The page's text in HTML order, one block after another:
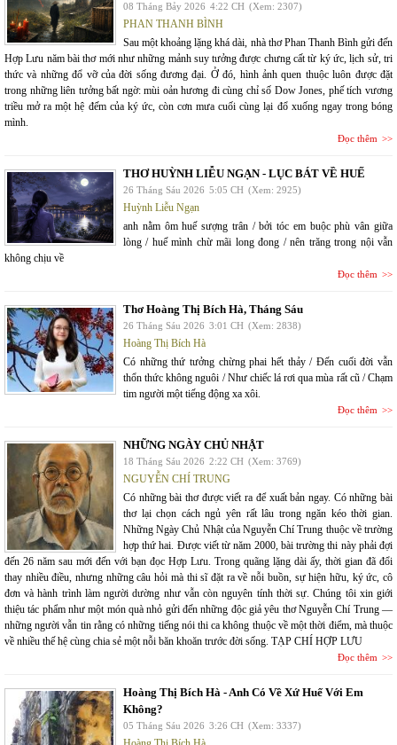
08 Tháng Bảy 2026 4:22 CH (Xem: 2307)
PHAN THANH BÌNH
Sau một khoảng lặng khá dài, nhà thơ Phan Thanh Bình gửi đến
Hợp Lưu năm bài thơ mới như những mảnh suy tưởng được chưng cất từ ký ức, lịch sử, tri
thức và những đổ vỡ của đời sống đương đại. Ở đó, hình ảnh quen thuộc luôn được đặt
trong những liên tưởng bất ngờ: mùi oản hương đi cùng chỉ số Dow Jones, phế tích vương
triều mở ra một hệ đếm của ký ức, còn cơn mưa cuối cùng lại đổ xuống ngay trong bóng
mình.
Đọc thêm
THƠ HUỲNH LIỄU NGẠN - LỤC BÁT VỀ HUẾ
26 Tháng Sáu 2026 5:05 CH (Xem: 2925)
Huỳnh Liễu Ngạn
anh nằm ôm huế sượng trân / bởi tóc em buộc phù vân giữa
lòng / huế mình chừ mãi long đong / nên trăng trong nội vẫn
không chịu về
Đọc thêm
Thơ Hoàng Thị Bích Hà, Tháng Sáu
26 Tháng Sáu 2026 3:01 CH (Xem: 2838)
Hoàng Thị Bích Hà
Có những thứ tưởng chừng phai hết thảy / Đến cuối đời vẫn
thổn thức không nguôi / Như chiếc lá rơi qua mùa rất cũ / Chạm
tim người một tiếng động xa xôi.
Đọc thêm
NHỮNG NGÀY CHỦ NHẬT
18 Tháng Sáu 2026 2:22 CH (Xem: 3769)
NGUYỄN CHÍ TRUNG
Có những bài thơ được viết ra để xuất bản ngay. Có những bài
thơ lại chọn cách ngủ yên rất lâu trong ngăn kéo thời gian.
Những Ngày Chủ Nhật của Nguyễn Chí Trung thuộc về trường
hợp thứ hai. Được viết từ năm 2000, bài trường thi này phải đợi
đến 26 năm sau mới đến với bạn đọc Hợp Lưu. Trong quãng lặng dài ấy, thời gian đã đổi
thay nhiều điều, nhưng những câu hỏi mà thi sĩ đặt ra về nỗi buồn, sự hiện hữu, ký ức, cô
đơn và hành trình làm người dường như vẫn còn nguyên tính thời sự. Chúng tôi xin giới
thiệu tác phẩm như một món quà nhỏ gửi đến những độc giả yêu thơ Nguyễn Chí Trung —
những người vẫn tin rằng có những tiếng nói thi ca không thuộc về một thời điểm, mà thuộc
về nhiều thế hệ cùng chia sẻ một nỗi băn khoăn trước đời sống. TẠP CHÍ HỢP LƯU
Đọc thêm
Hoàng Thị Bích Hà - Anh Có Về Xứ Huế Với Em
Không?
05 Tháng Sáu 2026 3:26 CH (Xem: 3337)